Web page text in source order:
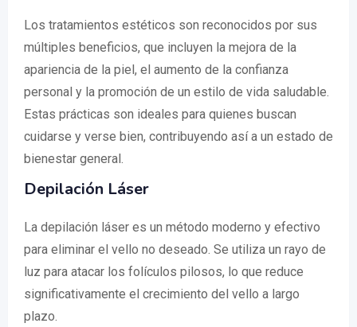
Los tratamientos estéticos son reconocidos por sus
múltiples beneficios, que incluyen la mejora de la
apariencia de la piel, el aumento de la confianza
personal y la promoción de un estilo de vida saludable.
Estas prácticas son ideales para quienes buscan
cuidarse y verse bien, contribuyendo así a un estado de
bienestar general.
Depilación Láser
La depilación láser es un método moderno y efectivo
para eliminar el vello no deseado. Se utiliza un rayo de
luz para atacar los folículos pilosos, lo que reduce
significativamente el crecimiento del vello a largo
plazo.